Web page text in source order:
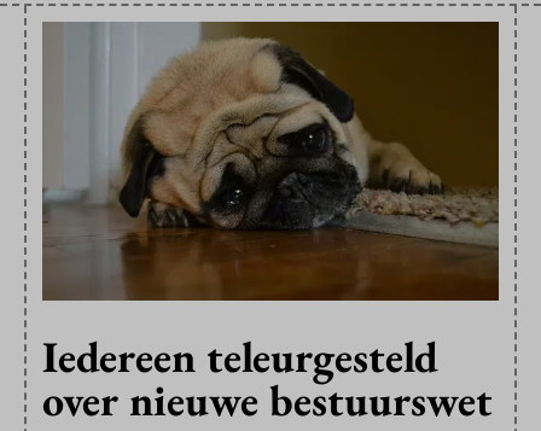
Iedereen teleurgesteld
over nieuwe bestuurswet